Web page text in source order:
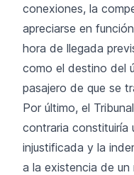
conexiones, la
apreciarse en
hora de llegada
como el destino del
pasajero de que se
Por último, el
contraria constituiría
injustificada y la
a la existencia de un